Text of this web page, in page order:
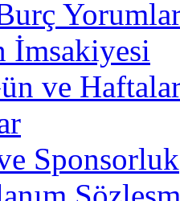
İmsakiyesi
ve
Sponsorluk